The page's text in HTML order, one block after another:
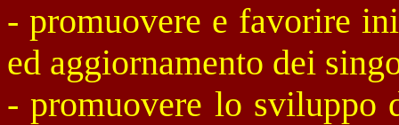
- promuovere e favorire
ed aggiornamento dei
- promuovere lo sviluppo